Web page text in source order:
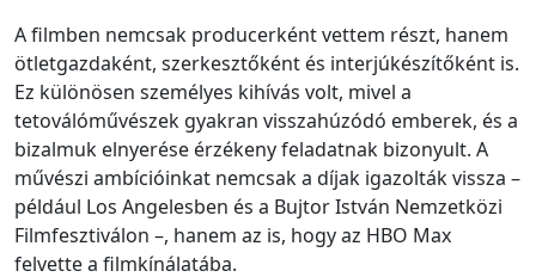
A filmben nemcsak producerként vettem részt, hanem
ötletgazdaként, szerkesztőként és interjúkészítőként is.
Ez különösen személyes kihívás volt, mivel a
tetoválóművészek gyakran visszahúzódó emberek, és a
bizalmuk elnyerése érzékeny feladatnak bizonyult. A
művészi ambícióinkat nemcsak a díjak igazolták vissza –
például Los Angelesben és a Bujtor István Nemzetközi
Filmfesztiválon –, hanem az is, hogy az HBO Max
felvette a filmkínálatába.